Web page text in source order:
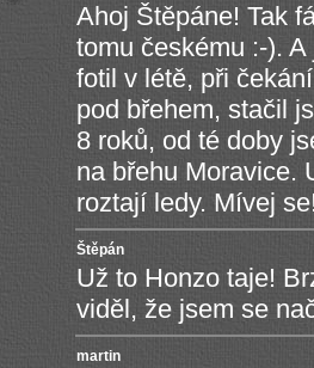
Ahoj Štěpáne! Tak
tomu českému :-).
fotil v létě, při
pod břehem, stačil
8 roků, od té doby
na břehu Moravice.
roztají ledy. Mívej
Štěpán
Už to Honzo taje!
viděl, že jsem se
martin